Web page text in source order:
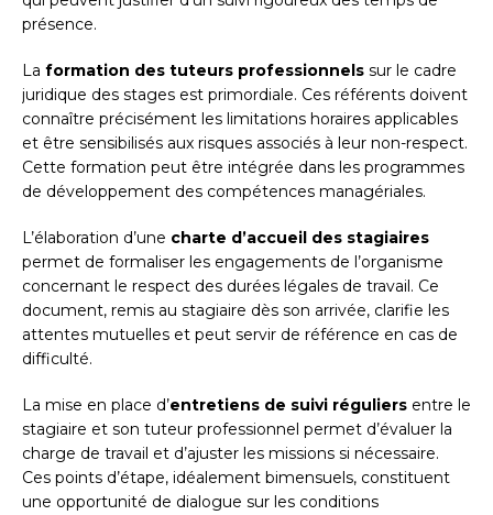
présence.
La formation des tuteurs professionnels sur le cadre
juridique des stages est primordiale. Ces référents doivent
connaître précisément les limitations horaires applicables
et être sensibilisés aux risques associés à leur non-respect.
Cette formation peut être intégrée dans les programmes
de développement des compétences managériales.
L’élaboration d’une charte d’accueil des stagiaires
permet de formaliser les engagements de l’organisme
concernant le respect des durées légales de travail. Ce
document, remis au stagiaire dès son arrivée, clarifie les
attentes mutuelles et peut servir de référence en cas de
difficulté.
La mise en place d’entretiens de suivi réguliers entre le
stagiaire et son tuteur professionnel permet d’évaluer la
charge de travail et d’ajuster les missions si nécessaire.
Ces points d’étape, idéalement bimensuels, constituent
une opportunité de dialogue sur les conditions